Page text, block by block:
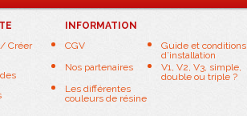
Créer
INFORMATION
CGV
Guide et conditions
d’installation
Nos partenaires
V1, V2, V3, simple,
double ou triple ?
Les différentes
couleurs de résine